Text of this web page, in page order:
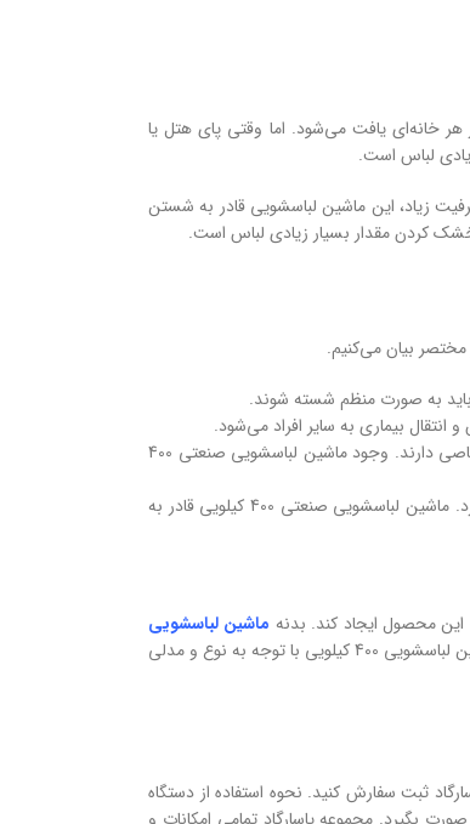
خانه‌ای یافت می‌شود. اما وقتی پای هتل یا
زیاد، این ماشین لباسشویی قادر به شستن
کردن مقدار بسیار زیادی لباس است.
مختصر بیان می‌کنیم.
باید به صورت منظم شسته شوند.
بیماری به سایر افراد می‌شود.
کار این مراکز ارائه خدمات نظافتی و پاکیزگی و شستشوی لباس‌ها و پتو‌هایی است که افراد قادر به شستن آن‌ها نبوده یا نیاز به شست و شوی خاصی دارند. وجود ماشین لباسشویی صنعتی 400
نیاز به شست و شوی پتو، ملحفه و بالشت‌های دانشجویان با توجه به تعداد زیاد آنها یک امر ضروری است که باید به صورت منظم صورت بگیرد. ماشین لباسشویی صنعتی 400 کیلویی قادر به
محصول ایجاد کند. بدنه ماشین لباسشویی‌
معمولا استیل یا نیمه استیل بوده که این نکته به همراه قابلیت‌هایی که هر کدام از مدل‌ها دارا هستند تفاوت‌هایی در قیمت این محصول پدید می‌آورد. معمولا قیمت ماشین‌ لباسشویی 400 کیلویی با توجه به نوع و مدلی
ثبت سفارش کنید. نحوه استفاده از دستگاه